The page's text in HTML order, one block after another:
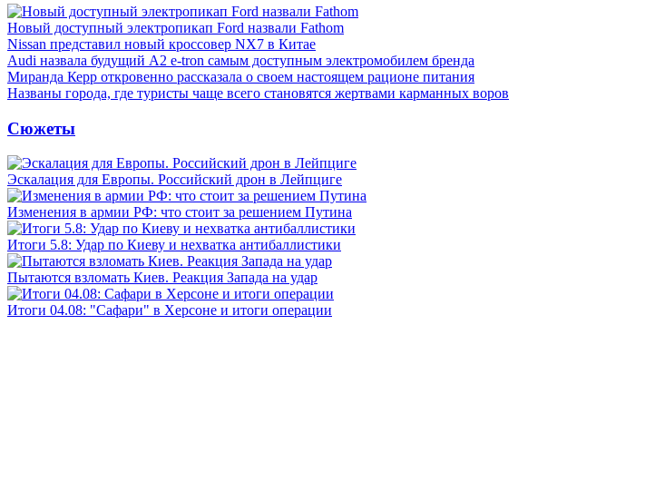
Новый доступный электропикап Ford назвали Fathom
Nissan представил новый кроссовер NX7 в Китае
Audi назвала будущий A2 e-tron самым доступным электромобилем бренда
Миранда Керр откровенно рассказала о своем настоящем рационе питания
Названы города, где туристы чаще всего становятся жертвами карманных воров
Сюжеты
Эскалация для Европы. Российский дрон в Лейпциге
Изменения в армии РФ: что стоит за решением Путина
Итоги 5.8: Удар по Киеву и нехватка антибаллистики
Пытаются взломать Киев. Реакция Запада на удар
Итоги 04.08: "Сафари" в Херсоне и итоги операции